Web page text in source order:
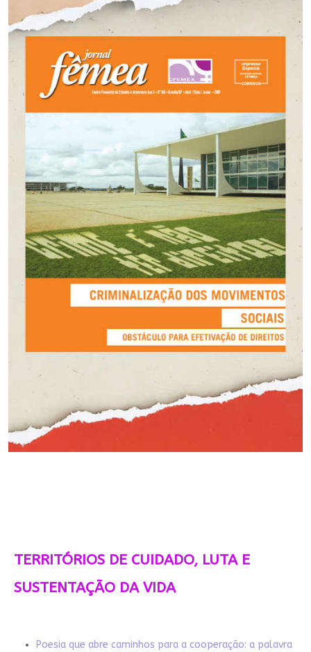
TERRITÓRIOS DE CUIDADO, LUTA E
SUSTENTAÇÃO DA VIDA
Poesia que abre caminhos para a cooperação: a palavra